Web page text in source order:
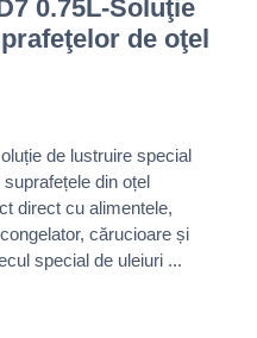
0.75L-Soluţie
de oţel
de lustruire special
din oțel
direct cu alimentele,
cărucioare și
special de uleiuri ...